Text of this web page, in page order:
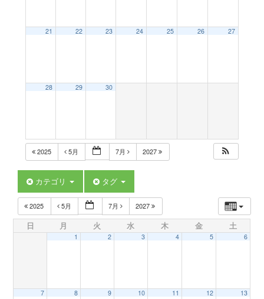
t
i
21 22 23 24 25 26 27
28 29 30
2025 5月 7月 2027
カテゴリ タグ
2025 5月 7月 2027
日 月 火 水 木 金 土
1 2 3 4 5 6
7 8 9 10 11 12 13